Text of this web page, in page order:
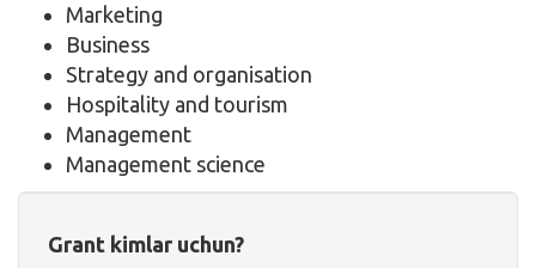
Marketing
Business
Strategy and organisation
Hospitality and tourism
Management
Management science
Grant kimlar uchun?